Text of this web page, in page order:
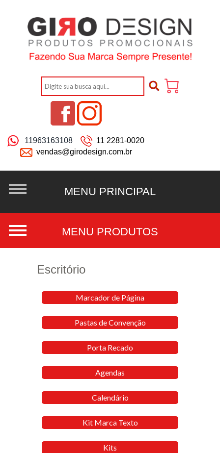
11963163108
11 2281-0020
vendas@girodesign.com.br
Escritório
Marcador de Página
Pastas de Convenção
Porta Recado
Agendas
Calendário
Kit Marca Texto
Kits